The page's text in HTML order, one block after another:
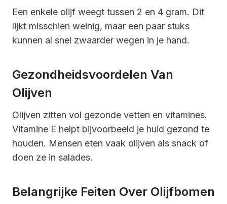
Een enkele olijf weegt tussen 2 en 4 gram. Dit
lijkt misschien weinig, maar een paar stuks
kunnen al snel zwaarder wegen in je hand.
Gezondheidsvoordelen Van
Olijven
Olijven zitten vol gezonde vetten en vitamines.
Vitamine E helpt bijvoorbeeld je huid gezond te
houden. Mensen eten vaak olijven als snack of
doen ze in salades.
Belangrijke Feiten Over Olijfbomen